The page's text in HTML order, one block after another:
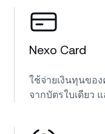
Nexo Card
ใช้จ่ายเงินทุนขอ
จากบัตรใบเดียว